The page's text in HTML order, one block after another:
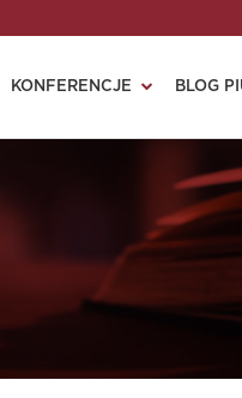
KONFERENCJE BLOG